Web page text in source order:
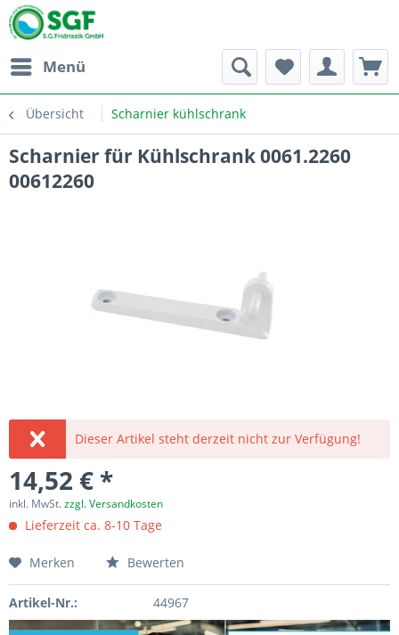
Menü
Übersicht Scharnier kühlschrank
Scharnier für Kühlschrank 0061.2260
00612260
Dieser Artikel steht derzeit nicht zur Verfügung!
14,52 € *
inkl. MwSt.zzgl. Versandkosten
Lieferzeit ca. 8-10 Tage
Merken Bewerten
Artikel-Nr.: 44967